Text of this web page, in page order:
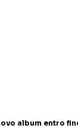
album entro